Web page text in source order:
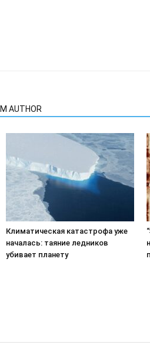
AUTHOR
Климатическая катастрофа уже
началась: таяние ледников
убивает планету